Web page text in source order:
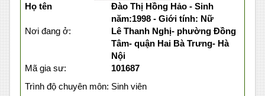
Họ tên
Đào Thị Hồng Hảo - Sinh
năm:1998 - Giới tính: Nữ
Nơi đang ở:
Lê Thanh Nghị- phường Đồng
Tâm- quận Hai Bà Trưng- Hà
Nội
Mã gia sư:
101687
Trình độ chuyên môn: Sinh viên